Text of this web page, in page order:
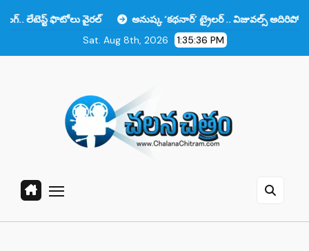
వైరల్
అనుష్క ‘కథనార్’ ట్రైలర్ .. విజువల్స్ అదిరిపోయాయి కానీ ఆ
Sat. Aug 8th, 2026
1:35:37 PM